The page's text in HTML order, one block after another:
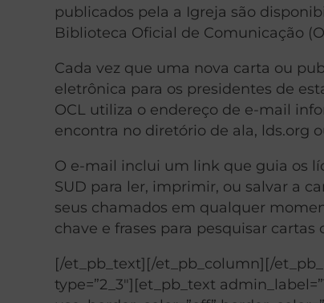
publicados pela a Igreja são
Biblioteca Oficial de Comunicação
Cada vez que uma nova carta ou
eletrônica para os presidentes de
OCL utiliza o endereço de e-mail
encontra no diretório de ala, lds.org
O e-mail inclui um link que guia os
SUD para ler, imprimir, ou salvar a
seus chamados em qualquer
chave e frases para pesquisar cartas
[/et_pb_text][/et_pb_column][/
type=”2_3″][et_pb_text